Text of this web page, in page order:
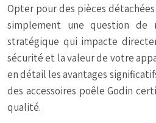
Opter pour des pièces détachées
simplement une question de
stratégique qui impacte
sécurité et la valeur de votre
en détail les avantages
des accessoires poêle Godin
qualité.